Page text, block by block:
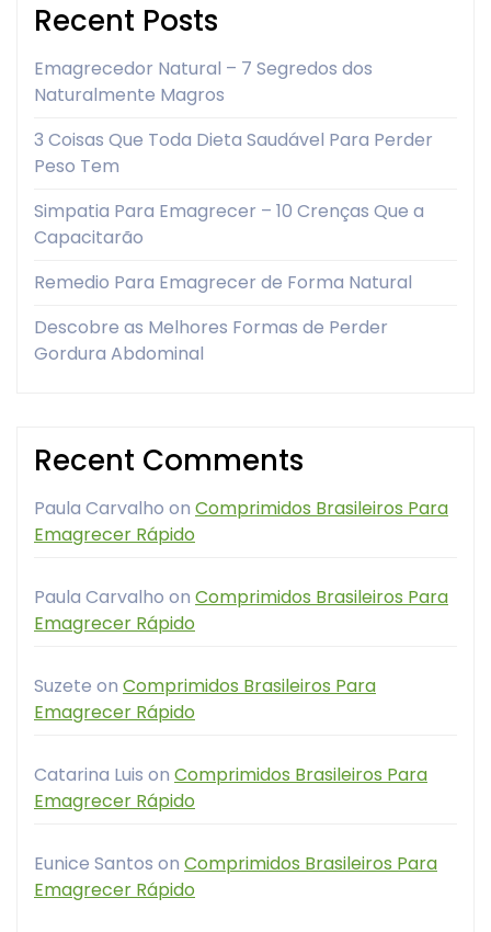
Recent Posts
Emagrecedor Natural – 7 Segredos dos
Naturalmente Magros
3 Coisas Que Toda Dieta Saudável Para Perder
Peso Tem
Simpatia Para Emagrecer – 10 Crenças Que a
Capacitarão
Remedio Para Emagrecer de Forma Natural
Descobre as Melhores Formas de Perder
Gordura Abdominal
Recent Comments
Paula Carvalho on Comprimidos Brasileiros Para
Emagrecer Rápido
Paula Carvalho on Comprimidos Brasileiros Para
Emagrecer Rápido
Suzete on Comprimidos Brasileiros Para
Emagrecer Rápido
Catarina Luis on Comprimidos Brasileiros Para
Emagrecer Rápido
Eunice Santos on Comprimidos Brasileiros Para
Emagrecer Rápido